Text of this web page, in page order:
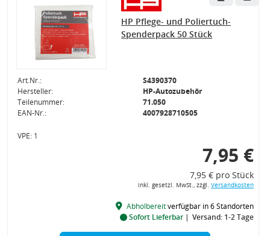
HP Pflege- und Poliertuch-
Spenderpack 50 Stück
Art.Nr.:
S4390370
Hersteller:
HP-Autozubehör
Teilenummer:
71.050
EAN-Nr.:
4007928710505
VPE: 1
7,95 €
7,95 € pro Stück
inkl. gesetzl. MwSt., zzgl. Versandkosten
Abholbereitverfügbar in 6 Standorten
Sofort Lieferbar
Versand: 1-2 Tage